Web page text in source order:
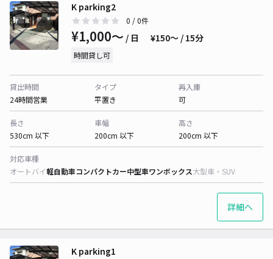
K parking2
0 / 0件
¥1,000〜 / 日 ¥150〜 / 15分
時間貸し可
貸出時間
24時間営業
タイプ
平置き
再入庫
可
長さ
530cm 以下
車幅
200cm 以下
高さ
200cm 以下
対応車種
オートバイ軽自動車コンパクトカー中型車ワンボックス大型車・SUV
詳細へ
K parking1